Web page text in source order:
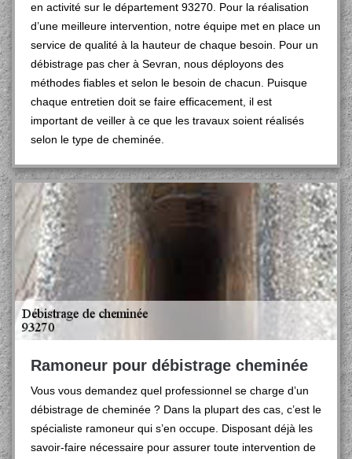
en activité sur le département 93270. Pour la réalisation
d’une meilleure intervention, notre équipe met en place un
service de qualité à la hauteur de chaque besoin. Pour un
débistrage pas cher à Sevran, nous déployons des
méthodes fiables et selon le besoin de chacun. Puisque
chaque entretien doit se faire efficacement, il est
important de veiller à ce que les travaux soient réalisés
selon le type de cheminée.
Ramoneur pour débistrage cheminée
Vous vous demandez quel professionnel se charge d’un
débistrage de cheminée ? Dans la plupart des cas, c’est le
spécialiste ramoneur qui s’en occupe. Disposant déjà les
savoir-faire nécessaire pour assurer toute intervention de